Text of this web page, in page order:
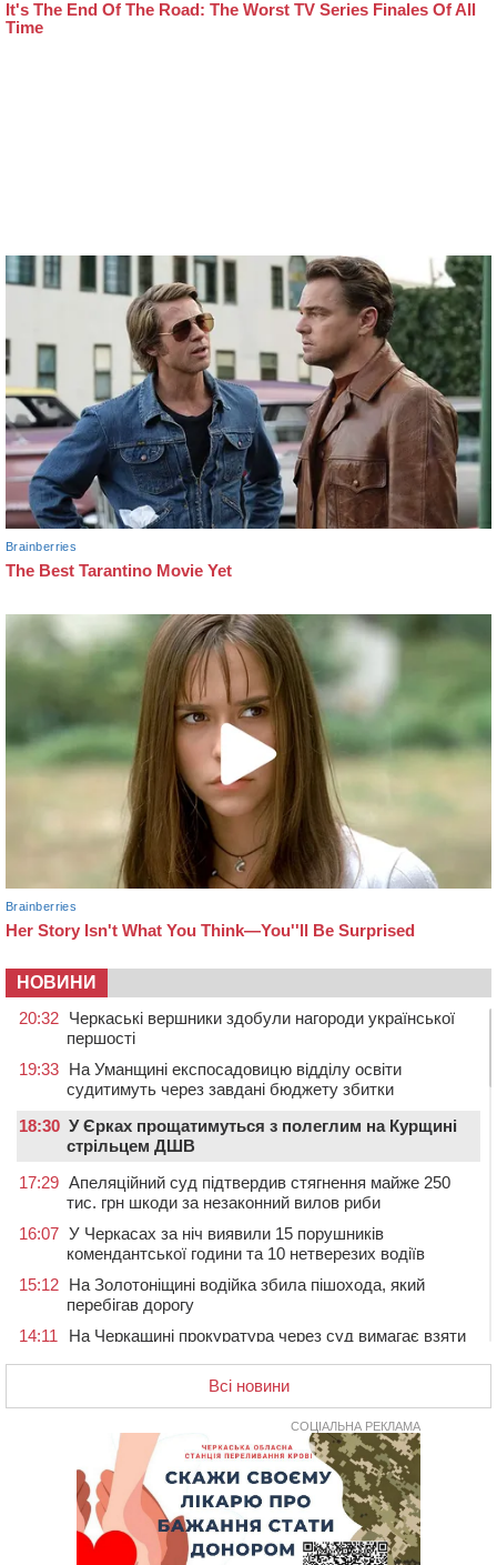
НОВИНИ
20:32 Черкаські вершники здобули нагороди української
першості
19:33 На Уманщині експосадовицю відділу освіти
судитимуть через завдані бюджету збитки
18:30 У Єрках прощатимуться з полеглим на Курщині
стрільцем ДШВ
17:29 Апеляційний суд підтвердив стягнення майже 250
тис. грн шкоди за незаконний вилов риби
16:07 У Черкасах за ніч виявили 15 порушників
комендантської години та 10 нетверезих водіїв
15:12 На Золотоніщині водійка збила пішохода, який
перебігав дорогу
14:11
На Черкащині прокуратура через суд вимагає взяти
У Смілі біля магазину під колесами вантажівки
загинула жінка
У Черкасах пропонують для приватизації
п’ятиповерховий об’єкт у центрі міста
Не вистачає стажу для пенсії: як його докупити та що
потрібно знати
У Черкасах виявили низку недоліків у гуртожитку, де
проживають ВПО
Всі новини
СОЦІАЛЬНА РЕКЛАМА